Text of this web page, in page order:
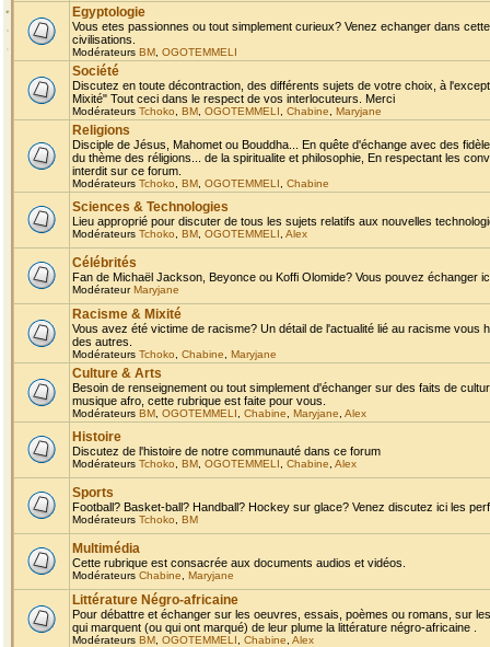
Egyptologie
Vous etes passionnes ou tout simplement curieux? Venez echanger dans
civilisations.
Modérateurs BM OGOTEMMELI
Société
Discutez en toute décontraction, des différents sujets de votre choix, à
Mixité" Tout ceci dans le respect de vos interlocuteurs. Merci
Modérateurs Tchoko BM OGOTEMMELI Chabine Maryjane
Religions
Disciple de Jésus, Mahomet ou Bouddha... En quête d'échange avec des
du thème des réligions... de la spiritualite et philosophie, En respectant les
interdit sur ce forum.
Modérateurs Tchoko BM OGOTEMMELI Chabine
Sciences & Technologies
Lieu approprié pour discuter de tous les sujets relatifs aux nouvelles
Modérateurs Tchoko BM OGOTEMMELI Alex
Célébrités
Fan de Michaël Jackson, Beyonce ou Koffi Olomide? Vous pouvez échanger
ModérateurMaryjane
Racisme & Mixité
Vous avez été victime de racisme? Un détail de l'actualité lié au racisme
des autres.
Modérateurs Tchoko Chabine Maryjane
Culture & Arts
Besoin de renseignement ou tout simplement d'échanger sur des faits de
musique afro, cette rubrique est faite pour vous.
Modérateurs BM OGOTEMMELI Chabine Maryjane Alex
Histoire
Discutez de l'histoire de notre communauté dans ce forum
Modérateurs Tchoko BM OGOTEMMELI Chabine Alex
Sports
Football? Basket-ball? Handball? Hockey sur glace? Venez discutez ici les
Modérateurs Tchoko BM
Multimédia
Cette rubrique est consacrée aux documents audios et vidéos.
Modérateurs Chabine Maryjane
Littérature Négro-africaine
Pour débattre et échanger sur les oeuvres, essais, poèmes ou romans, sur
qui marquent (ou qui ont marqué) de leur plume la littérature négro-africaine .
Modérateurs BM OGOTEMMELI Chabine Alex